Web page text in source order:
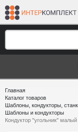
Главная
Каталог товаров
Шаблоны, кондукторы,
Шаблоны и кондукторы
Кондуктор "угольник"